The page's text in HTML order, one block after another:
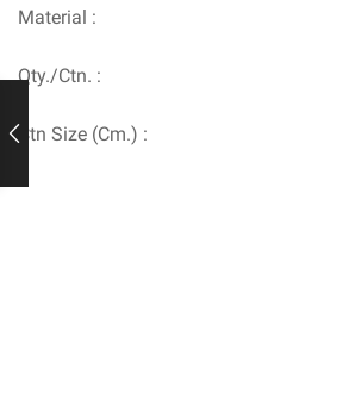
Material :
Qty./Ctn. :
Ctn Size (Cm.) :